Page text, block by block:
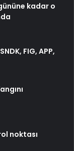
kadar o
FIG, APP,
noktası